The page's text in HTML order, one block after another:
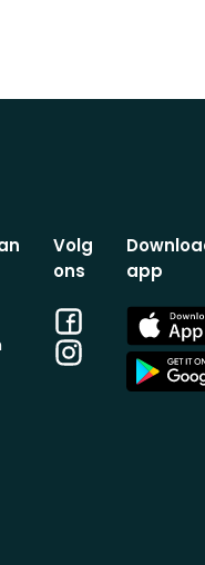
Volg
ons
Facebook
Instagram
app
App
Store
App
Store